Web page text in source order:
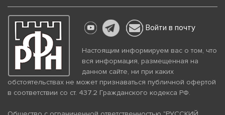
Войти в почту
Настоящим информируем вас о том, что
вся информация, размещенная на
данном сайте, ни при каких
обстоятельствах не может признаваться публичной офертой
в соответствии со ст. 437.2 Гражданского кодекса РФ.